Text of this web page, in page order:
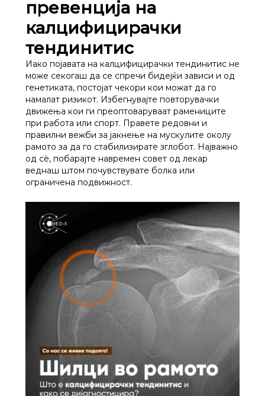
превенција на
калцифицирачки
тендинитис
Иако појавата на калцифицирачки тендинитис не
може секогаш да се спречи бидејќи зависи и од
генетиката, постојат чекори кои можат да го
намалат ризикот. Избегнувајте повторувачки
движења кои ги преоптоваруваат рамениците
при работа или спорт. Правете редовни и
правилни вежби за јакнење на мускулите околу
рамото за да го стабилизирате зглобот. Најважно
од сѐ, побарајте навремен совет од лекар
веднаш штом почувствувате болка или
ограничена подвижност.